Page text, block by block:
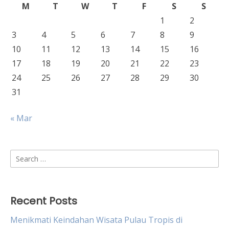
M
T W T F S
S
1
2
3
4 5 6 7 8
9
10
11 12 13 14 15
16
17
18 19 20 21 22
23
24
25 26 27 28 29
30
31
« Mar
Search
for:
Recent Posts
Menikmati Keindahan Wisata Pulau Tropis di